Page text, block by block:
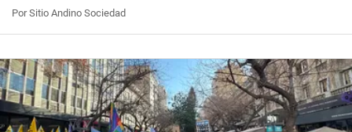
Por Sitio Andino Sociedad